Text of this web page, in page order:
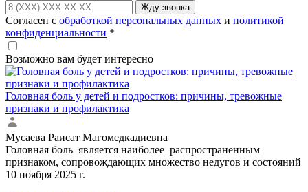
Жду звонка
Согласен с обработкой персональных данных и политикой
конфиденциальности *
Возможно вам будет интересно
Головная боль у детей и подростков: причины, тревожные
признаки и профилактика
Мусаева Раисат Магомедкадиевна
Головная боль является наиболее распространенным
признаком, сопровождающих множество недугов и состояний
10 ноября 2025 г.